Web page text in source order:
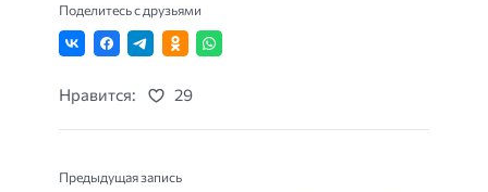
Поделитесь с друзьями
Нравится: 29
Предыдущая запись